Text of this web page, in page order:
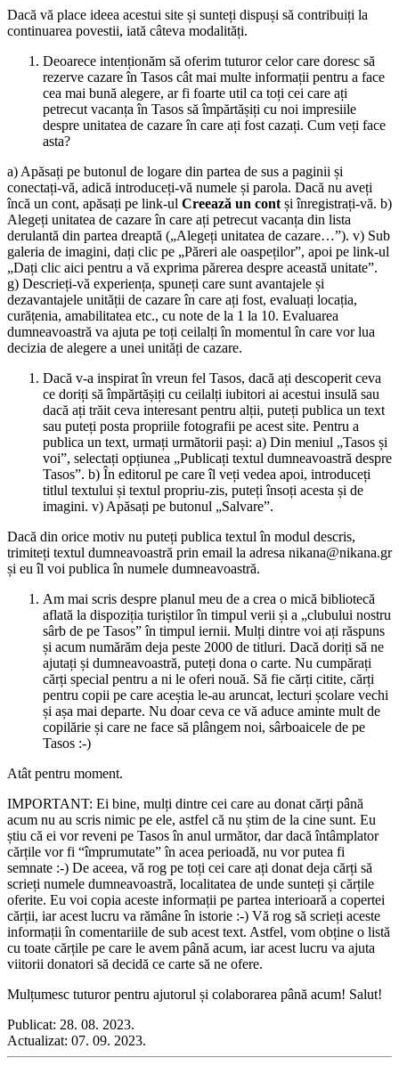
Dacă vă place ideea acestui site și sunteți dispuși să contribuiți la
continuarea povestii, iată câteva modalități.
Deoarece intenționăm să oferim tuturor celor care doresc să
rezerve cazare în Tasos cât mai multe informații pentru a face
cea mai bună alegere, ar fi foarte util ca toți cei care ați
petrecut vacanța în Tasos să împărtășiți cu noi impresiile
despre unitatea de cazare în care ați fost cazați. Cum veți face
asta?
a) Apăsați pe butonul de logare din partea de sus a paginii și
conectați-vă, adică introduceți-vă numele și parola. Dacă nu aveți
încă un cont, apăsați pe link-ul Creează un cont și înregistrați-vă. b)
Alegeți unitatea de cazare în care ați petrecut vacanța din lista
derulantă din partea dreaptă („Alegeți unitatea de cazare…”). v) Sub
galeria de imagini, dați clic pe „Păreri ale oaspeților”, apoi pe link-ul
„Dați clic aici pentru a vă exprima părerea despre această unitate”.
g) Descrieți-vă experiența, spuneți care sunt avantajele și
dezavantajele unității de cazare în care ați fost, evaluați locația,
curățenia, amabilitatea etc., cu note de la 1 la 10. Evaluarea
dumneavoastră va ajuta pe toți ceilalți în momentul în care vor lua
decizia de alegere a unei unități de cazare.
Dacă v-a inspirat în vreun fel Tasos, dacă ați descoperit ceva
ce doriți să împărtășiți cu ceilalți iubitori ai acestui insulă sau
dacă ați trăit ceva interesant pentru alții, puteți publica un text
sau puteți posta propriile fotografii pe acest site. Pentru a
publica un text, urmați următorii pași: a) Din meniul „Tasos și
voi”, selectați opțiunea „Publicați textul dumneavoastră despre
Tasos”. b) În editorul pe care îl veți vedea apoi, introduceți
titlul textului și textul propriu-zis, puteți însoți acesta și de
imagini. v) Apăsați pe butonul „Salvare”.
Dacă din orice motiv nu puteți publica textul în modul descris,
trimiteți textul dumneavoastră prin email la adresa nikana@nikana.gr
și eu îl voi publica în numele dumneavoastră.
Am mai scris despre planul meu de a crea o mică bibliotecă
aflată la dispoziția turiștilor în timpul verii și a „clubului nostru
sârb de pe Tasos” în timpul iernii. Mulți dintre voi ați răspuns
și acum numărăm deja peste 2000 de titluri. Dacă doriți să ne
ajutați și dumneavoastră, puteți dona o carte. Nu cumpărați
cărți special pentru a ni le oferi nouă. Să fie cărți citite, cărți
pentru copii pe care aceștia le-au aruncat, lecturi școlare vechi
și așa mai departe. Nu doar ceva ce vă aduce aminte mult de
copilărie și care ne face să plângem noi, sârboaicele de pe
Tasos :-)
Atât pentru moment.
IMPORTANT: Ei bine, mulți dintre cei care au donat cărți până
acum nu au scris nimic pe ele, astfel că nu știm de la cine sunt. Eu
știu că ei vor reveni pe Tasos în anul următor, dar dacă întâmplator
cărțile vor fi “împrumutate” în acea perioadă, nu vor putea fi
semnate :-) De aceea, vă rog pe toți cei care ați donat deja cărți să
scrieți numele dumneavoastră, localitatea de unde sunteți și cărțile
oferite. Eu voi copia aceste informații pe partea interioară a copertei
cărții, iar acest lucru va rămâne în istorie :-) Vă rog să scrieți aceste
informații în comentariile de sub acest text. Astfel, vom obține o listă
cu toate cărțile pe care le avem până acum, iar acest lucru va ajuta
viitorii donatori să decidă ce carte să ne ofere.
Mulțumesc tuturor pentru ajutorul și colaborarea până acum! Salut!
Publicat: 28. 08. 2023.
Actualizat: 07. 09. 2023.